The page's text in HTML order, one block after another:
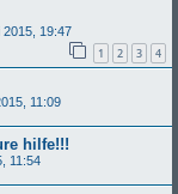
2015, 19:47
1 2 3 4
11:09
hilfe!!!
11:54